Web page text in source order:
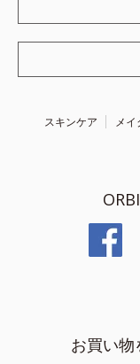
スキンケア メイ
お買い物